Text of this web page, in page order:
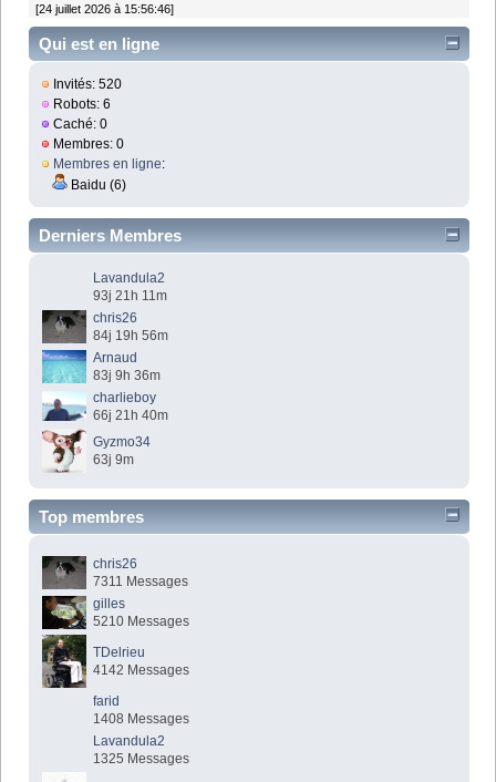
[24 juillet 2026 à 15:56:46]
Qui est en ligne
Invités: 520
Robots: 6
Caché: 0
Membres: 0
Membres en ligne:
Baidu (6)
Derniers Membres
Lavandula2
93j 21h 11m
chris26
84j 19h 56m
Arnaud
83j 9h 36m
charlieboy
66j 21h 40m
Gyzmo34
63j 9m
Top membres
chris26
7311 Messages
gilles
5210 Messages
TDelrieu
4142 Messages
farid
1408 Messages
Lavandula2
1325 Messages